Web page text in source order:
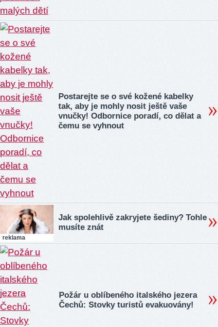
Postarejte se o své kožené kabelky
tak, aby je mohly nosit ještě vaše
vnučky! Odbornice poradí, co dělat a
čemu se vyhnout
reklama
Jak spolehlivě zakryjete šediny? Tohle
musíte znát
Požár u oblíbeného italského jezera
Čechů: Stovky turistů evakuovány!